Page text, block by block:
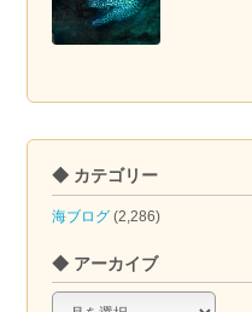
◆ カテゴリー
海ブログ (2,286)
◆ アーカイブ
◆